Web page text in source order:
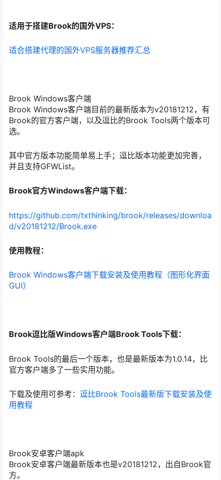
适用于搭建Brook的国外VPS：
适合搭建代理的国外VPS服务器推荐汇总
Brook Windows客户端
Brook Windows客户端目前的最新版本为v20181212，有
Brook的官方客户端，以及逗比的Brook Tools两个版本可
选。
其中官方版本功能简单易上手；逗比版本功能更加完善，
并且支持GFWList。
Brook官方Windows客户端下载：
https://github.com/txthinking/brook/releases/downloa
d/v20181212/Brook.exe
使用教程：
Brook Windows客户端下载安装及使用教程（图形化界面
GUI）
Brook逗比版Windows客户端Brook Tools下载：
Brook Tools的最后一个版本，也是最新版本为1.0.14，比
官方客户端多了一些实用功能。
下载及使用可参考： 逗比Brook Tools最新版下载安装及使
用教程
Brook安卓客户端apk
Brook安卓客户端最新版本也是v20181212，出自Brook官
方。